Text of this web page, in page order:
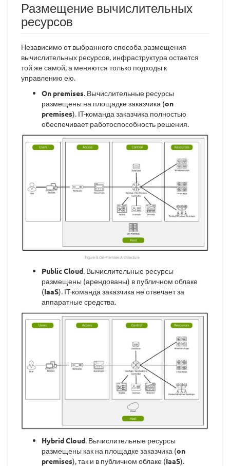
Размещение вычислительных
ресурсов
Независимо от выбранного способа размещения
вычислительных ресурсов, инфраструктура остается
той же самой, а меняются только подходы к
управлению ею.
On premises. Вычислительные ресурсы
размещены на площадке заказчика (on
premises). IT-команда заказчика полностью
обеспечивает работоспособность решения.
Public Cloud. Вычислительные ресурсы
размещены (арендованы) в публичном облаке
(IaaS). IT-команда заказчика не отвечает за
аппаратные средства.
Hybrid Cloud . Вычислительные ресурсы
размещены как на площадке заказчика (on
premises), так и в публичном облаке (IaaS).